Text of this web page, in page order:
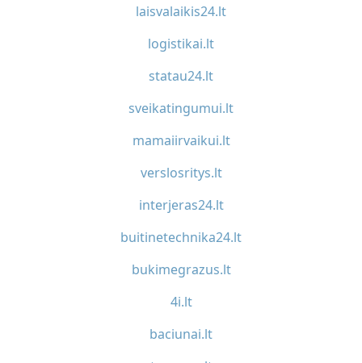
laisvalaikis24.lt
logistikai.lt
statau24.lt
sveikatingumui.lt
mamaiirvaikui.lt
verslosritys.lt
interjeras24.lt
buitinetechnika24.lt
bukimegrazus.lt
4i.lt
baciunai.lt